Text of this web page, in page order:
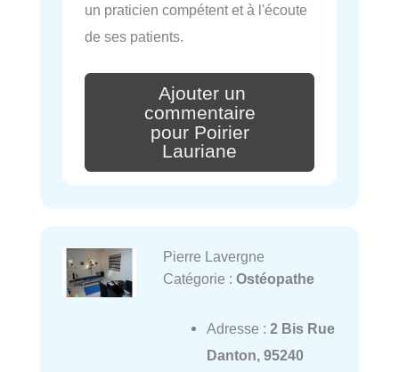
un praticien compétent et à l'écoute
de ses patients.
Ajouter un
commentaire
pour Poirier
Lauriane
Pierre Lavergne
Catégorie : Ostéopathe
Adresse : 2 Bis Rue
Danton, 95240